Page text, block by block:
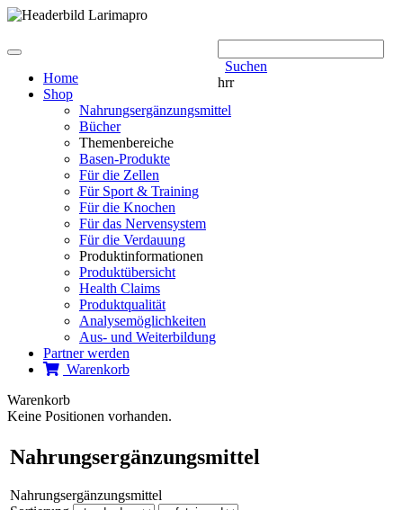
Suchen
hrr
Toggle
navigationHome
Shop
Nahrungs­ergänzungs­mittel
Bücher
Themenbereiche
Basen-Produkte
Für die Zellen
Für Sport & Training
Für die Knochen
Für das Nervensystem
Für die Verdauung
Produktinformationen
Produktübersicht
Health Claims
Produktqualität
Analysemöglichkeiten
Aus- und Weiterbildung
Partner werden
Warenkorb
Warenkorb
Keine Positionen vorhanden.
Nahrungsergänzungsmittel
Nahrungsergänzungsmittel